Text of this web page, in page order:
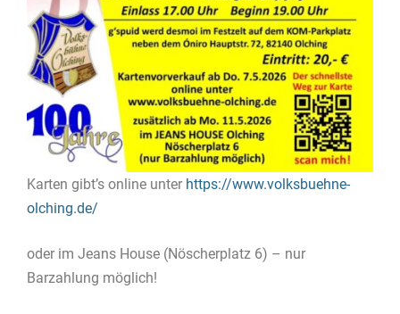
Karten gibt’s online unter https://www.volksbuehne-
olching.de/
oder im Jeans House (Nöscherplatz 6) – nur
Barzahlung möglich!